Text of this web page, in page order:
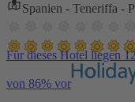
Spanien - Teneriffa -
Für dieses Hotel liegen
von 86% vor